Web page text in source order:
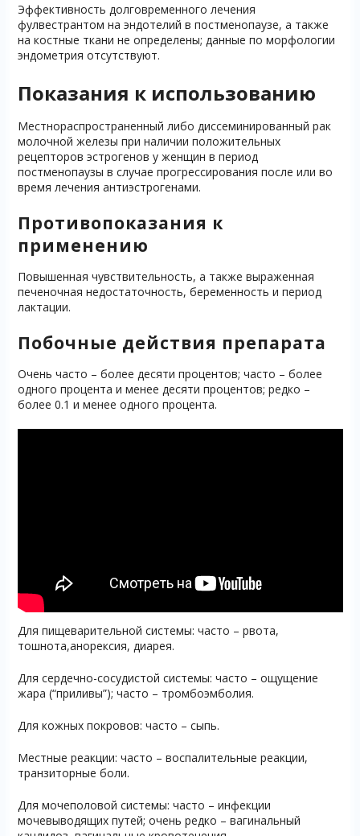
Эффективность долговременного лечения
фулвестрантом на эндотелий в постменопаузе, а также
на костные ткани не определены; данные по морфологии
эндометрия отсутствуют.
Показания к использованию
Местнораспространенный либо диссеминированный рак
молочной железы при наличии положительных
рецепторов эстрогенов у женщин в период
постменопаузы в случае прогрессирования после или во
время лечения антиэстрогенами.
Противопоказания к
применению
Повышенная чувствительность, а также выраженная
печеночная недостаточность, беременность и период
лактации.
Побочные действия препарата
Очень часто – более десяти процентов; часто – более
одного процента и менее десяти процентов; редко –
более 0.1 и менее одного процента.
Для пищеварительной системы: часто – рвота,
тошнота,анорексия, диарея.
Для сердечно-сосудистой системы: часто – ощущение
жара (“приливы”); часто – тромбоэмболия.
Для кожных покровов: часто – сыпь.
Местные реакции: часто – воспалительные реакции,
транзиторные боли.
Для мочеполовой системы: часто – инфекции
мочевыводящих путей; очень редко – вагинальный